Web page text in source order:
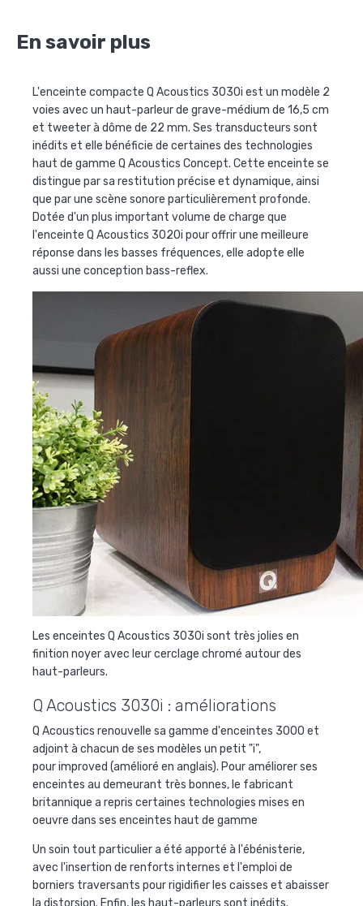
En savoir plus
L'enceinte compacte Q Acoustics 3030i est un modèle 2
voies avec un haut-parleur de grave-médium de 16,5 cm
et tweeter à dôme de 22 mm. Ses transducteurs sont
inédits et elle bénéficie de certaines des technologies
haut de gamme Q Acoustics Concept. Cette enceinte se
distingue par sa restitution précise et dynamique, ainsi
que par une scène sonore particulièrement profonde.
Dotée d'un plus important volume de charge que
l'enceinte Q Acoustics 3020i pour offrir une meilleure
réponse dans les basses fréquences, elle adopte elle
aussi une conception bass-reflex.
Les enceintes Q Acoustics 3030i sont très jolies en
finition noyer avec leur cerclage chromé autour des
haut-parleurs.
Q Acoustics 3030i : améliorations
Q Acoustics renouvelle sa gamme d'enceintes 3000 et
adjoint à chacun de ses modèles un petit "i",
pourimproved (amélioré en anglais). Pour améliorer ses
enceintes au demeurant très bonnes, le fabricant
britannique a repris certaines technologies mises en
oeuvre dans ses enceintes haut de gamme
Un soin tout particulier a été apporté à l'ébénisterie,
avec l'insertion de renforts internes et l'emploi de
borniers traversants pour rigidifier les caisses et abaisser